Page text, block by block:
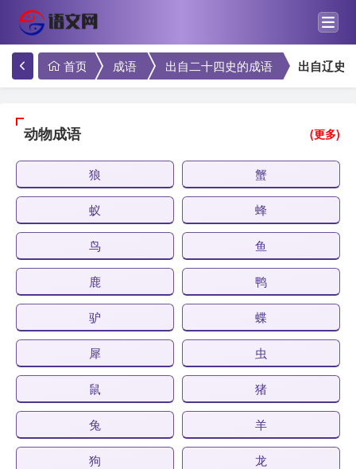
首页 成语 出自二十四史的成语 出自辽史
动物成语 (更多)
狼 蟹
蚁 蜂
鸟 鱼
鹿 鸭
驴 蝶
犀 虫
鼠 猪
兔 羊
狗 龙